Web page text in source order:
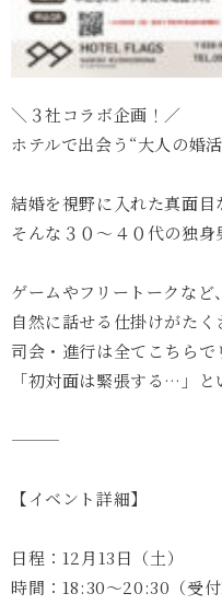
＼３社コラボ企画！／
ホテルで出会う“大人の婚
結婚を視野に入れた真面目
そんな３０〜４０代の独身
ゲームやフリートークなど、
自然に話せる仕掛けがたく
司会・進行は全てこちらで
「初対面は緊張する…」
【イベント詳細】
日程：12月13日（土）
時間：18:30〜20:30（受付